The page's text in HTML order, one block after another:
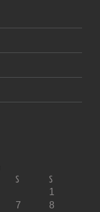
S S
1
7
8